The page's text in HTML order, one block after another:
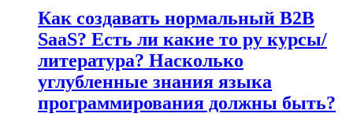
Как создавать нормальный B2B
SaaS? Есть ли какие то ру курсы/
литература? Насколько
углубленные знания языка
программирования должны быть?